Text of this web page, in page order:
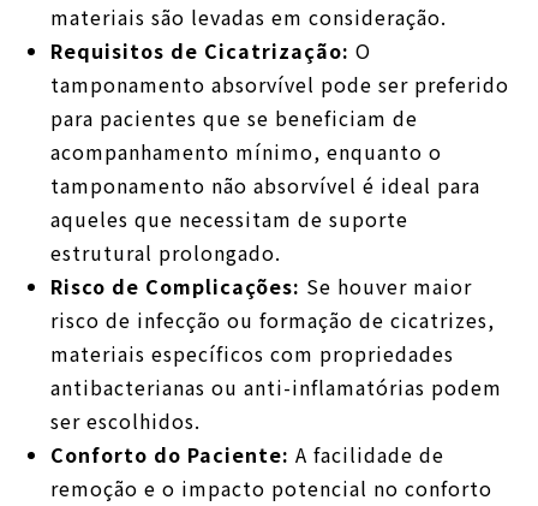
materiais são levadas em consideração.
Requisitos de Cicatrização: O
tamponamento absorvível pode ser preferido
para pacientes que se beneficiam de
acompanhamento mínimo, enquanto o
tamponamento não absorvível é ideal para
aqueles que necessitam de suporte
estrutural prolongado.
Risco de Complicações: Se houver maior
risco de infecção ou formação de cicatrizes,
materiais específicos com propriedades
antibacterianas ou anti-inflamatórias podem
ser escolhidos.
Conforto do Paciente: A facilidade de
remoção e o impacto potencial no conforto